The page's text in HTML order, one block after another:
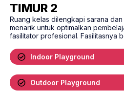
TIMUR 2
Ruang kelas dilengkapi sarana
menarik untuk optimalkan
fasilitator profesional. Fasilitasnya
Indoor Playground
Outdoor Playground